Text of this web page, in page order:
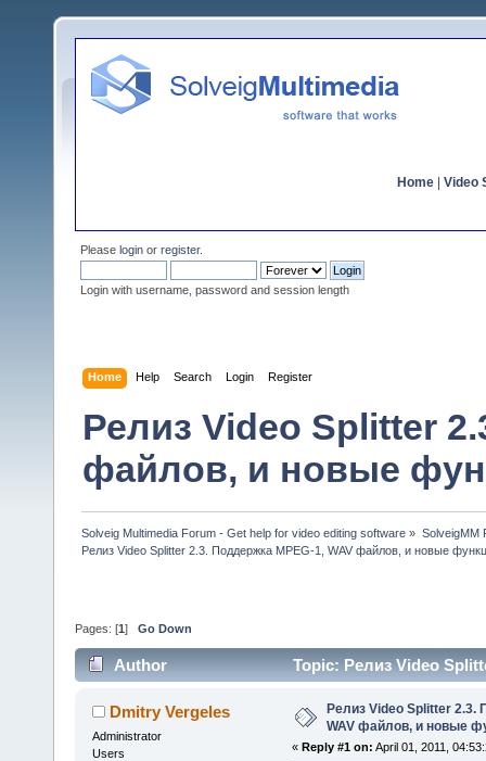
Home Video
Please login or register.
Login with username, password and session length
Home Help Search Login Register
Релиз Video Splitter
файлов, и новые
Solveig Multimedia Forum - Get help for video editing software » SolveigMM
Релиз Video Splitter 2.3. Поддержка MPEG-1, WAV файлов, и новые
Pages: [1 ] Go Down
Author
Topic: Релиз Video
Dmitry Vergeles
Administrator
Users
Релиз Video Splitter 2.3.
WAV файлов, и новые
« Reply #1 on: April 01, 2011,